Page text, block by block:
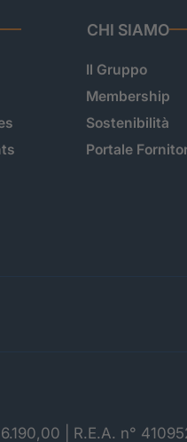
CHI SIAMO
Il Gruppo
Membership
Sostenibilità
Portale
| R.E.A. n°